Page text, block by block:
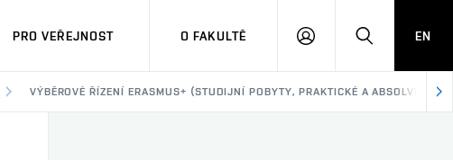
PRO VEŘEJNOST O FAKULTĚ
PŘIHLÁSITHLEDAT
EN
VÝBĚROVÉ ŘÍZENÍ ERASMUS+ (STUDIJNÍ POBYTY, PRAKTICKÉ A